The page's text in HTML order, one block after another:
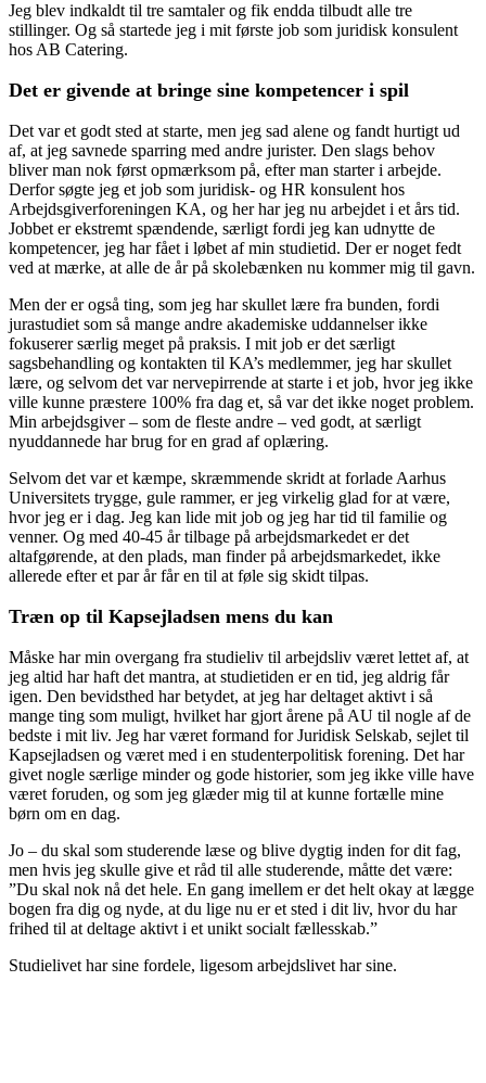
Jeg blev indkaldt til tre samtaler og fik endda tilbudt alle tre
stillinger. Og så startede jeg i mit første job som juridisk konsulent
hos AB Catering.
Det er givende at bringe sine kompetencer i spil
Det var et godt sted at starte, men jeg sad alene og fandt hurtigt ud
af, at jeg savnede sparring med andre jurister. Den slags behov
bliver man nok først opmærksom på, efter man starter i arbejde.
Derfor søgte jeg et job som juridisk- og HR konsulent hos
Arbejdsgiverforeningen KA, og her har jeg nu arbejdet i et års tid.
Jobbet er ekstremt spændende, særligt fordi jeg kan udnytte de
kompetencer, jeg har fået i løbet af min studietid. Der er noget fedt
ved at mærke, at alle de år på skolebænken nu kommer mig til gavn.
Men der er også ting, som jeg har skullet lære fra bunden, fordi
jurastudiet som så mange andre akademiske uddannelser ikke
fokuserer særlig meget på praksis. I mit job er det særligt
sagsbehandling og kontakten til KA’s medlemmer, jeg har skullet
lære, og selvom det var nervepirrende at starte i et job, hvor jeg ikke
ville kunne præstere 100% fra dag et, så var det ikke noget problem.
Min arbejdsgiver – som de fleste andre – ved godt, at særligt
nyuddannede har brug for en grad af oplæring.
Selvom det var et kæmpe, skræmmende skridt at forlade Aarhus
Universitets trygge, gule rammer, er jeg virkelig glad for at være,
hvor jeg er i dag. Jeg kan lide mit job og jeg har tid til familie og
venner. Og med 40-45 år tilbage på arbejdsmarkedet er det
altafgørende, at den plads, man finder på arbejdsmarkedet, ikke
allerede efter et par år får en til at føle sig skidt tilpas.
Træn op til Kapsejladsen mens du kan
Måske har min overgang fra studieliv til arbejdsliv været lettet af, at
jeg altid har haft det mantra, at studietiden er en tid, jeg aldrig får
igen. Den bevidsthed har betydet, at jeg har deltaget aktivt i så
mange ting som muligt, hvilket har gjort årene på AU til nogle af de
bedste i mit liv. Jeg har været formand for Juridisk Selskab, sejlet til
Kapsejladsen og været med i en studenterpolitisk forening. Det har
givet nogle særlige minder og gode historier, som jeg ikke ville have
været foruden, og som jeg glæder mig til at kunne fortælle mine
børn om en dag.
Jo – du skal som studerende læse og blive dygtig inden for dit fag,
men hvis jeg skulle give et råd til alle studerende, måtte det være:
”Du skal nok nå det hele. En gang imellem er det helt okay at lægge
bogen fra dig og nyde, at du lige nu er et sted i dit liv, hvor du har
frihed til at deltage aktivt i et unikt socialt fællesskab.”
Studielivet har sine fordele, ligesom arbejdslivet har sine.